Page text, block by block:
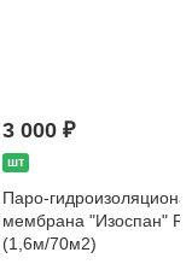
3 000 ₽
шт
Паро-
мембрана "Изоспан"
(1,6м/70м2)